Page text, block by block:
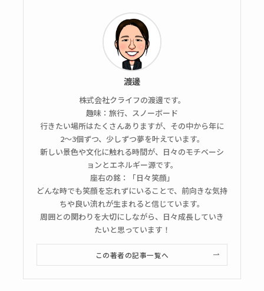
渡邊
株式会社クライフの渡邊です。
趣味：旅行、スノーボード
行きたい場所はたくさんありますが、その中から年に
2〜3個ずつ、少しずつ夢を叶えています。
新しい景色や文化に触れる時間が、日々のモチベーシ
ョンとエネルギー源です。
座右の銘：「日々笑顔」
どんな時でも笑顔を忘れずにいることで、前向きな気持
ちや良い流れが生まれると信じています。
周囲との関わりを大切にしながら、日々成長していき
たいと思っています！
この著者の記事一覧へ